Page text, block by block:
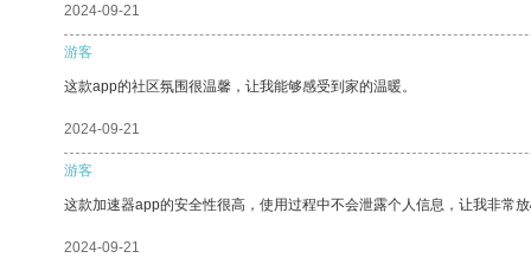
2024-09-21
游客
这款app的社区氛围很温馨，让我能够感受到家的温暖。
2024-09-21
游客
这款加速器app的安全性很高，使用过程中不会泄露个人信息，让我非常
2024-09-21